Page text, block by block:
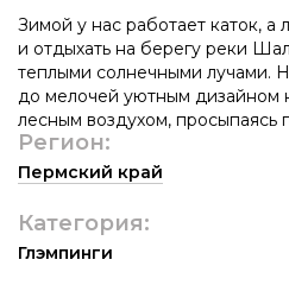
Зимой у нас работает каток, а
и отдыхать на берегу реки
теплыми солнечными лучами.
до мелочей уютным дизайном
лесным воздухом, просыпаясь
Регион:
Пермский край
Категория:
Глэмпинги